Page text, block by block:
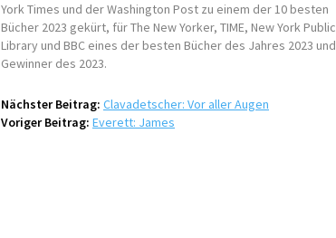
York Times und der Washington Post zu einem der 10 besten
Bücher 2023 gekürt, für The New Yorker, TIME, New York Public
Library und BBC eines der besten Bücher des Jahres 2023 und
Gewinner des 2023.
Nächster Beitrag: Clavadetscher: Vor aller Augen
Voriger Beitrag: Everett: James